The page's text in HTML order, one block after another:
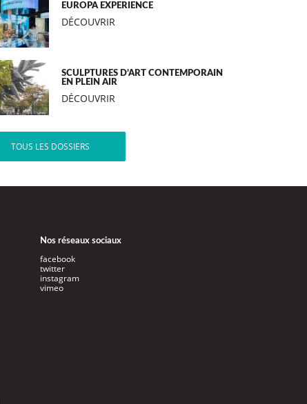
EUROPA EXPERIENCE
DÉCOUVRIR
SCULPTURES D’ART CONTEMPORAIN
EN PLEIN AIR
DÉCOUVRIR
TOUS LES DOSSIERS
Nos réseaux sociaux
facebook
twitter
instagram
vimeo